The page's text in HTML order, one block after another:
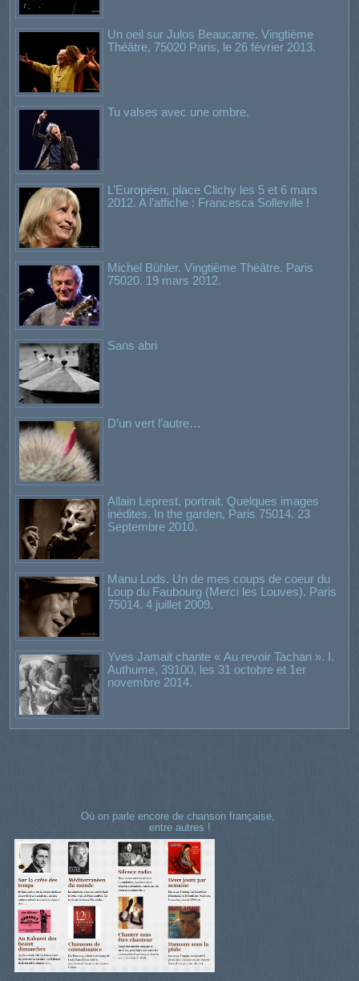
Un oeil sur Julos Beaucarne. Vingtième
Théâtre, 75020 Paris, le 26 février 2013.
Tu valses avec une ombre.
L’Européen, place Clichy les 5 et 6 mars
2012. A l’affiche : Francesca Solleville !
Michel Bühler. Vingtième Théâtre. Paris
75020. 19 mars 2012.
Sans abri
D’un vert l’autre…
Allain Leprest, portrait. Quelques images
inédites. In the garden, Paris 75014. 23
Septembre 2010.
Manu Lods. Un de mes coups de coeur du
Loup du Faubourg (Merci les Louves). Paris
75014. 4 juillet 2009.
Yves Jamait chante « Au revoir Tachan ». I.
Authume, 39100, les 31 octobre et 1er
novembre 2014.
Où on parle encore de chanson française,
entre autres !